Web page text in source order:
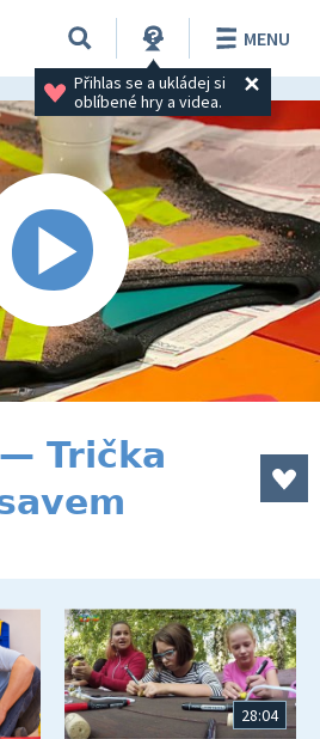
Přihlas se a ukládej si
oblíbené hry a videa.
MENU
Trička
28:04